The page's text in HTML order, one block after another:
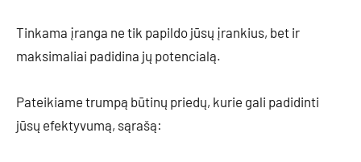
Tinkama įranga ne tik papildo jūsų įrankius, bet ir
maksimaliai padidina jų potencialą.
Pateikiame trumpą būtinų priedų, kurie gali padidinti
jūsų efektyvumą, sąrašą: